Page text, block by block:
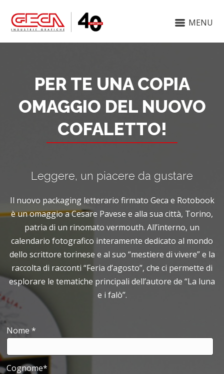
MENU
PER TE UNA COPIA
OMAGGIO DEL NUOVO
COFALETTO!
Leggere, un piacere da gustare
Il nuovo packaging letterario firmato Geca e Rotobook
è un omaggio a Cesare Pavese e alla sua città, Torino,
patria di un rinomato vermouth. All’interno, un
calendario fotografico interamente dedicato al mondo
dello scrittore torinese e al suo “mestiere di vivere” e la
raccolta di racconti “Feria d’agosto”, che ci permette di
esplorare le tematiche principali dell’autore de “La luna
e i falò”.
Nome *
Cognome*